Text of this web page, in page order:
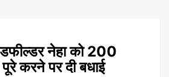
नेहा को 200
करने पर दी बधाई